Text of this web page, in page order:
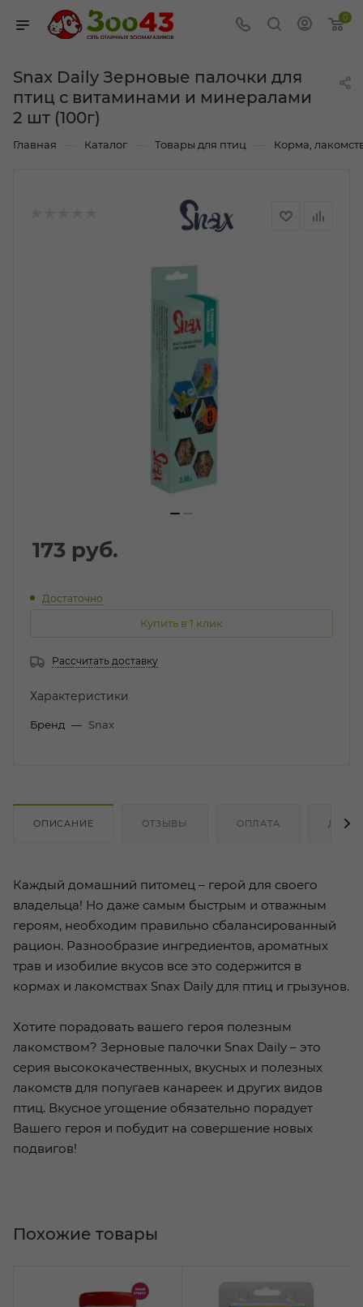
0
Snax Daily Зерновые палочки для
птиц с витаминами и минералами
2 шт (100г)
Главная Каталог Товары для птиц Корма,
173 руб.
Достаточно
Купить в 1 клик
Рассчитать доставку
Характеристики
Бренд — Snax
ОПИСАНИЕ ОТЗЫВЫ ОПЛАТА
Каждый домашний питомец – герой для своего
владельца! Но даже самым быстрым и отважным
героям, необходим правильно сбалансированный
рацион. Разнообразие ингредиентов, ароматных
трав и изобилие вкусов все это содержится в
кормах и лакомствах Snax Daily для птиц и грызунов.
Хотите порадовать вашего героя полезным
лакомством? Зерновые палочки Snax Daily – это
серия высококачественных, вкусных и полезных
лакомств для попугаев канареек и других видов
птиц. Вкусное угощение обязательно порадует
Вашего героя и побудит на совершение новых
подвигов!
Похожие товары